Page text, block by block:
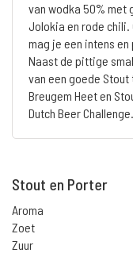
van wodka 50% met
Jolokia en rode
mag je een intens
Naast de pittige
van een goede Stout
Breugem Heet en
Dutch Beer Challenge.
Stout en Porter
Aroma
Zoet
Zuur